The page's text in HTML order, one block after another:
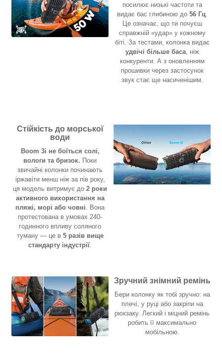
посилює низькі частоти та
видає бас глибиною до 56 Гц.
Це означає, що ти почуєш
справжній «удар» у кожному
біті. За тестами, колонка видає
удвічі більше баса, ніж
конкуренти. А з оновленням
прошивки через застосунок
звук стає ще насиченішим.
Стійкість до морської
води
Boom 3i не боїться солі,
вологи та бризок. Поки
звичайні колонки починають
іржавіти менш ніж за пів року,
ця модель витримує до 2 роки
активного використання на
пляжі, морі або човні. Вона
протестована в умовах 240-
годинного впливу соляного
туману — це в 5 разів вище
стандарту індустрії.
Зручний знімний ремінь
Бери колонку як тобі зручно: на
плечі, у руці або закріпи на
рюкзаку. Легкий і міцний ремінь
робить її максимально
мобільною.